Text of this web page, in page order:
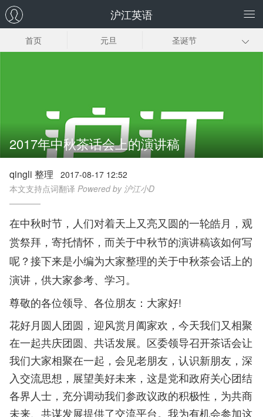
沪江英语
首页 元旦 圣诞节
元宵节 情人节
春节
2017年中秋茶话会上的演讲稿
qingli 整理
2017-08-17 12:52
本文支持点词翻译 Powered by 沪江小D
在中秋时节，人们对着天上又亮又圆的一轮皓月，观
赏祭拜，寄托情怀，而关于中秋节的演讲稿该如何写
呢？接下来是小编为大家整理的关于中秋茶会话上的
演讲，供大家参考、学习。
尊敬的各位领导、各位朋友：大家好!
花好月圆人团圆，迎风赏月阖家欢，今天我们又相聚
在一起共庆团圆、共话发展。区委领导召开茶话会让
我们大家相聚在一起，会见老朋友，认识新朋友，深
入交流思想，展望美好未来，这是党和政府关心团结
各界人士，充分调动我们参政议政的积极性，为共商
未来、共谋发展提供了交流平台。我为有机会参加这